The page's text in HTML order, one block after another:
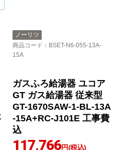
ノーリツ
商品コード
15A
ガス給湯器 GQ-1639W
S-1-LPG-15A工事セッ
ト
84,635円(税込)